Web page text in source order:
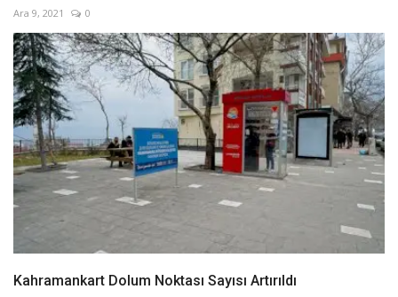
Ara 9, 2021 0
Kahramankart Dolum Noktası Sayısı Artırıldı